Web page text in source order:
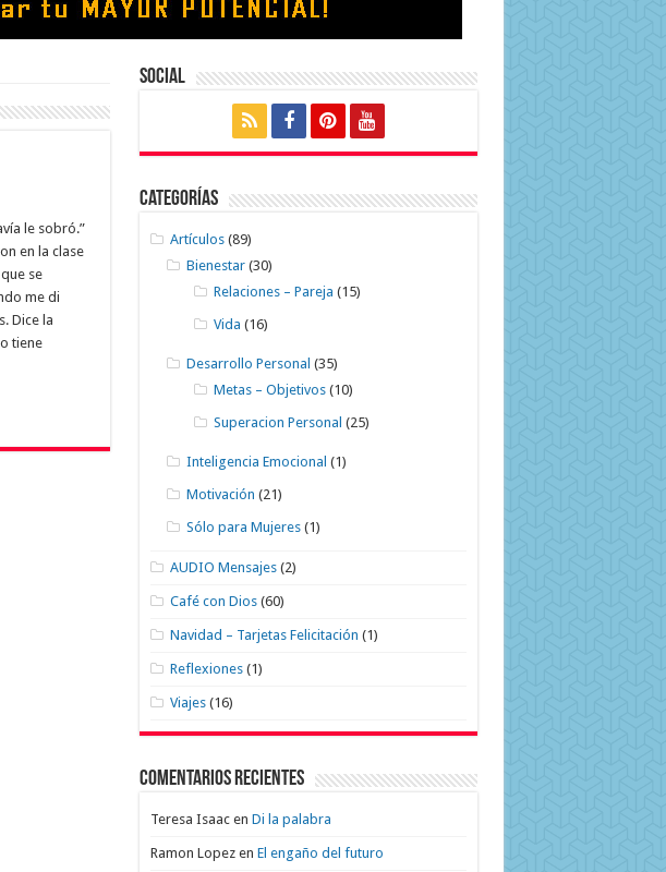
le sobró.”
en la clase
se
me di
Dice la
tiene
Social
Categorías
Artículos (89)
Bienestar (30)
Relaciones – Pareja (15)
Vida (16)
Desarrollo Personal (35)
Metas – Objetivos (10)
Superacion Personal (25)
Inteligencia Emocional (1)
Motivación (21)
Sólo para Mujeres (1)
AUDIO Mensajes (2)
Café con Dios (60)
Navidad – Tarjetas Felicitación (1)
Reflexiones (1)
Viajes (16)
Comentarios recientes
Teresa Isaacen Di la palabra
Ramon Lopezen El engaño del futuro